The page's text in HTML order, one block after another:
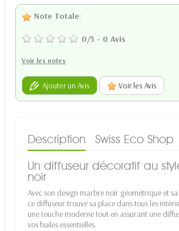
Note Totale:
0/5 - 0 Avis
Voir les notes
Ajouter un Avis Voir les Avis
Description
Swiss Eco Shop
Un diffuseur décoratif au
noir
Avec son design marbre noir géométrique et
ce diffuseur trouve sa place dans tous les
une touche moderne tout en assurant une
vos huiles essentielles.